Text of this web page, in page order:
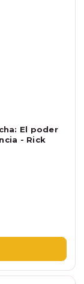
El poder
- Rick